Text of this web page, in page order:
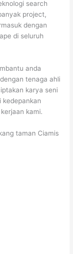
search
project,
dengan
di seluruh
anda
tenaga ahli
karya seni
kedepankan
kami.
taman Ciamis